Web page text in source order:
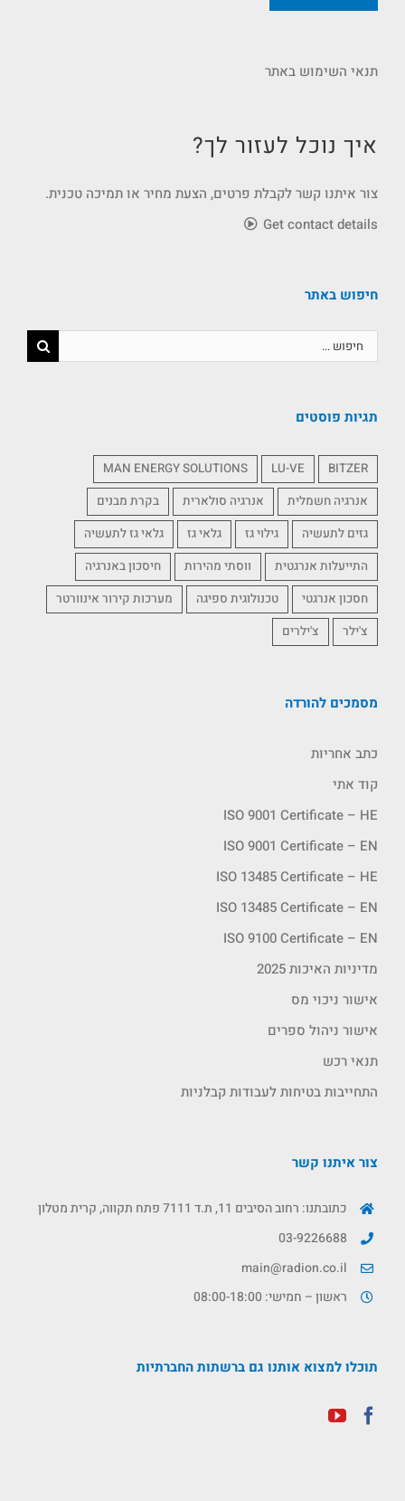
תנאי השימוש באתר
איך נוכל לעזור לך?
צור איתנו קשר לקבלת פרטים, הצעת מחיר או תמיכה טכנית.
Get contact details
חיפוש באתר
תגיות פוסטים
BITZER
LU-VE
MAN ENERGY SOLUTIONS
אנרגיה חשמלית
אנרגיה סולארית
בקרת מבנים
גזים לתעשיה
גילוי גז גלאי גז
גלאי גז לתעשיה
התייעלות אנרגטית
ווסתי מהירות
חיסכון באנרגיה
חסכון אנרגטי
טכנולוגית ספיגה
מערכות קירור אינוורטר
צ'ילר
צ'ילרים
מסמכים להורדה
כתב אחריות
קוד אתי
ISO 9001 Certificate – HE
ISO 9001 Certificate – EN
ISO 13485 Certificate – HE
ISO 13485 Certificate – EN
ISO 9100 Certificate – EN
מדיניות האיכות 2025
אישור ניכוי מס
אישור ניהול ספרים
תנאי רכש
התחייבות בטיחות לעבודות קבלניות
צור איתנו קשר
כתובתנו: רחוב הסיבים 11, ת.ד 7111 פתח תקווה, קרית מטלון
03-9226688
main@radion.co.il
ראשון – חמישי: 08:00-18:00
תוכלו למצוא אותנו גם ברשתות החברתיות